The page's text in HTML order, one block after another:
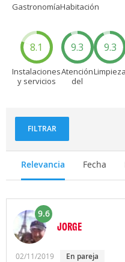
GastronomíaHabitación
8.1
Instalaciones
y servicios
9.3
Atención
del
9.3
Limpieza
FILTRAR
Relevancia Fecha
9.6
JORGE
02/11/2019 en pareja